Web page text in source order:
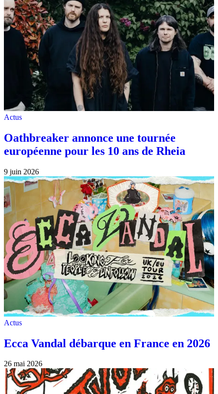
Actus
Oathbreaker annonce une tournée
européenne pour les 10 ans de Rheia
9 juin 2026
Actus
Ecca Vandal débarque en France en 2026
26 mai 2026